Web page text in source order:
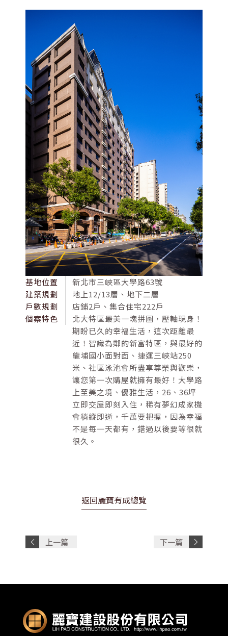
基地位置
新北市三峽區大學路63號
建築規劃
地上12/13層、地下二層
戶數規劃
店鋪2戶、集合住宅222戶
個案特色
北大特區最美一塊拼圖，壓軸現身！
期盼已久的幸福生活，這次距離最
近！智識為鄰的新富特區，與最好的
龍埔國小面對面、捷運三峽站250
米、社區泳池會所盡享尊榮與歡樂，
讓您第一次購屋就擁有最好！大學路
上至美之境、優雅生活，26、36坪
立即交屋即刻入住，稀有夢幻成家機
會稍縱即逝，千萬要把握，因為幸福
不是每一天都有，錯過以後要等很就
很久。
返回麗寶有成總覽
上一篇
下一篇